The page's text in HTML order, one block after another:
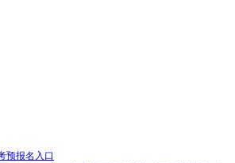
预报名入口